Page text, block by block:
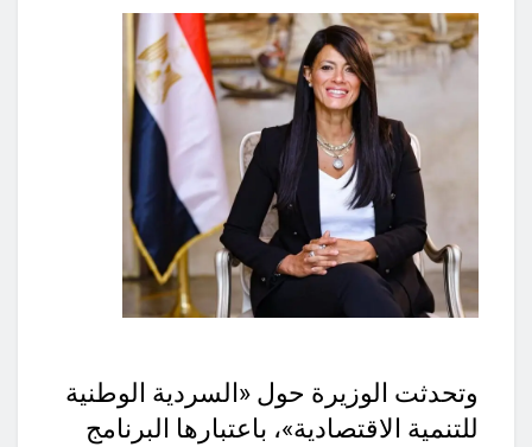
وتحدثت الوزيرة حول «السردية الوطنية
للتنمية الاقتصادية»، باعتبارها البرنامج